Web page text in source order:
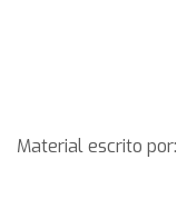
Material escrito por: